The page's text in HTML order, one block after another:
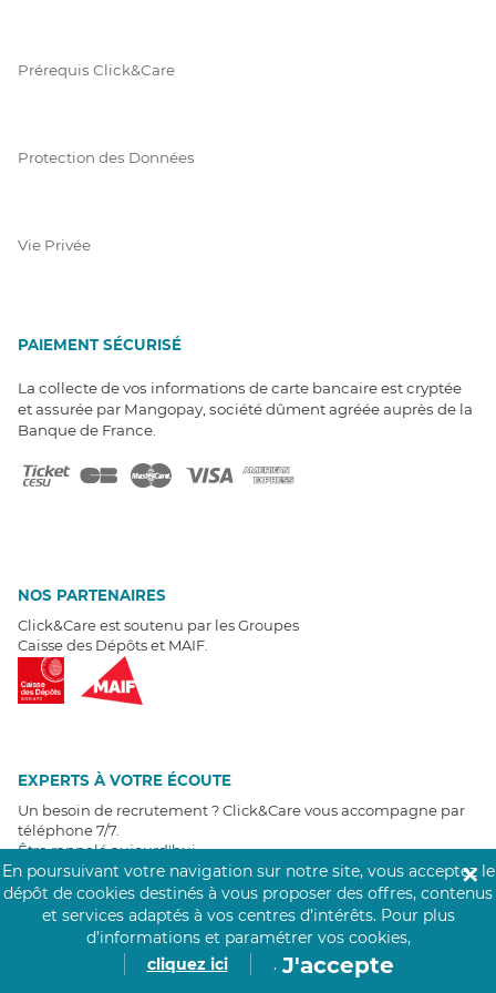
Prérequis Click&Care
Protection des Données
Vie Privée
PAIEMENT SÉCURISÉ
La collecte de vos informations de carte bancaire est cryptée
et assurée par Mangopay, société dûment agréée auprès de la
Banque de France.
NOS PARTENAIRES
Click&Care est soutenu par les Groupes
Caisse des Dépôts et MAIF.
EXPERTS À VOTRE ÉCOUTE
Un besoin de recrutement ? Click&Care vous accompagne par
téléphone 7/7
Être rappelé aujourd'hui
MOIGNAGES CLIENTS
/5
En poursuivant votre navigation sur notre site, vous acceptez le
dépôt de cookies destinés à vous proposer des offres, contenus
et services adaptés à vos centres d’intérêts. Pour plus
d’informations et paramétrer vos cookies,
cliquez ici
. J'accepte
✕